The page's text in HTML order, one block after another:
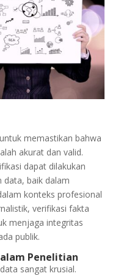
memastikan bahwa
akurat dan valid.
dapat dilakukan
data, baik dalam
konteks profesional
verifikasi fakta
menjaga integritas
publik.
Penelitian
sangat krusial.